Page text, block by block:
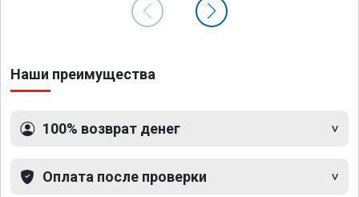
Наши преимущества
100% возврат денег
Оплата после проверки